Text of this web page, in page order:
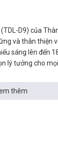
D9) của
và thân thiện
sáng lên đến
lý tưởng cho
thêm